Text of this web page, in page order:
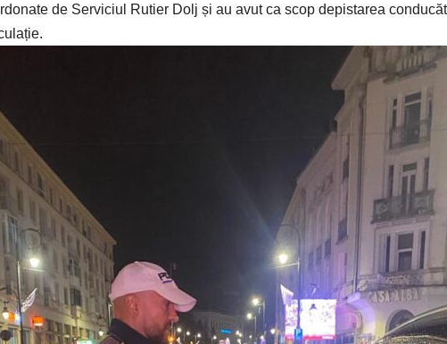
de Serviciul Rutier Dolj și au avut ca scop depistarea